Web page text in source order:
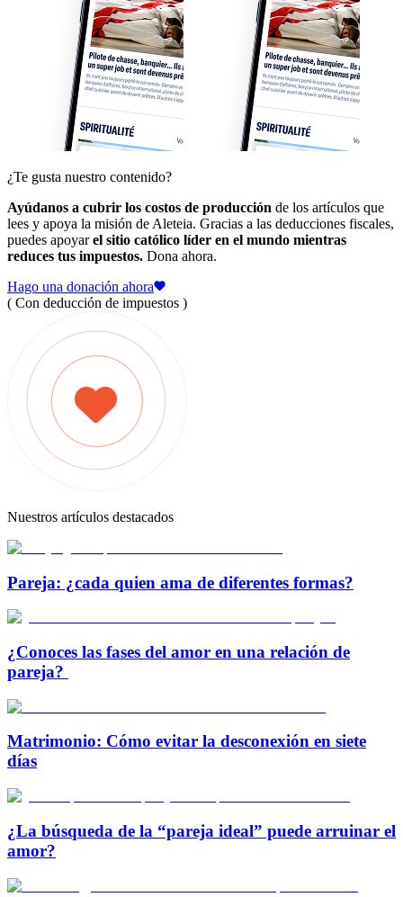
¿Te gusta nuestro contenido?
Ayúdanos a cubrir los costos de producción de los artículos que
lees y apoya la misión de Aleteia. Gracias a las deducciones fiscales,
puedes apoyarel sitio católico líder en el mundo mientras
reduces tus impuestos. Dona ahora.
Hago una donación ahora
( Con deducción de impuestos )
Nuestros artículos destacados
Pareja: ¿cada quien ama de diferentes formas?
¿Conoces las fases del amor en una relación de
pareja?
Matrimonio: Cómo evitar la desconexión en siete
días
¿La búsqueda de la “pareja ideal” puede arruinar el
amor?